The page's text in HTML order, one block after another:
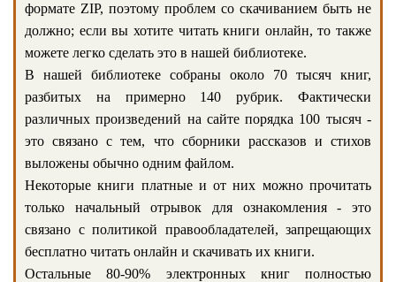
формате ZIP, поэтому проблем со скачиванием быть не
должно; если вы хотите читать книги онлайн, то также
можете легко сделать это в нашей библиотеке.
В нашей библиотеке собраны около 70 тысяч книг,
разбитых на примерно 140 рубрик. Фактически
различных произведений на сайте порядка 100 тысяч -
это связано с тем, что сборники рассказов и стихов
выложены обычно одним файлом.
Некоторые книги платные и от них можно прочитать
только начальный отрывок для ознакомления - это
связано с политикой правообладателей, запрещающих
бесплатно читать онлайн и скачивать их книги.
Остальные 80-90% электронных книг полностью